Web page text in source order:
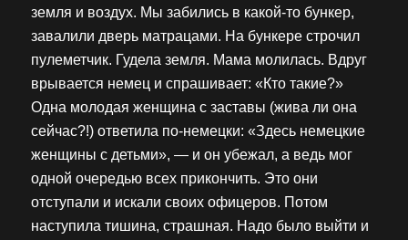
земля и воздух. Мы забились в какой-то бункер,
завалили дверь матрацами. На бункере строчил
пулеметчик. Гудела земля. Мама молилась. Вдруг
врывается немец и спрашивает: «Кто такие?»
Одна молодая женщина с заставы (жива ли она
сейчас?!) ответила по-немецки: «Здесь немецкие
женщины с детьми», — и он убежал, а ведь мог
одной очередью всех прикончить. Это они
отступали и искали своих офицеров. Потом
наступила тишина, страшная. Надо было выйти и